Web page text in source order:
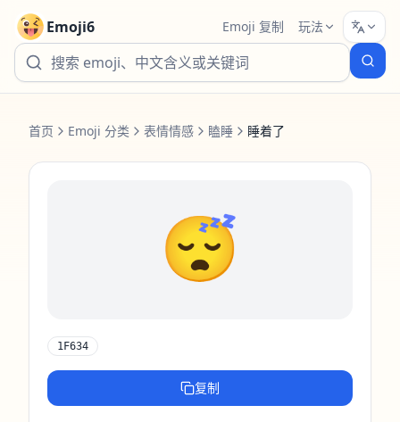
Emoji6 Emoji 复制 玩法
首页 Emoji 分类 表情情感 瞌睡 睡着了
😴
1F634
复制